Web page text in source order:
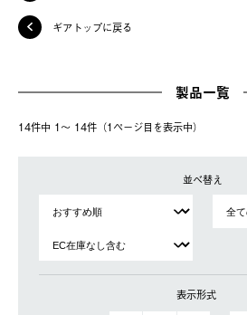
ギアトップに戻る
製品一覧
14件中 1〜 14件（1ページ⽬を表⽰中）
並べ替え
表示形式